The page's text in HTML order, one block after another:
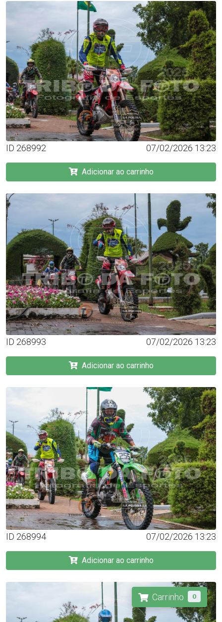
Carrinho 0
ID 268992 07/02/2026 13:23
Adicionar ao carrinho
ID 268993 07/02/2026 13:23
Adicionar ao carrinho
ID 268994 07/02/2026 13:23
Adicionar ao carrinho